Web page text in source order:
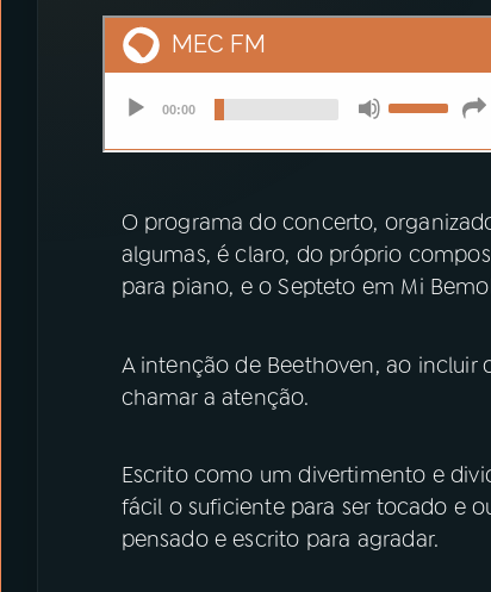
Instagram X
TikTok
O programa do concerto,
algumas, é claro, do próprio
para piano, e o Septeto em Mi
A intenção de Beethoven, ao
chamar a atenção.
Escrito como um divertimento e
fácil o suficiente para ser tocado e
pensado e escrito para agradar.